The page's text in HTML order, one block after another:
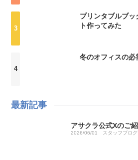
プリンタブルブ
ト作ってみた
冬のオフィスの必
最新記事
アサクラ公式Xのご
2026/06/01 スタッフブログ